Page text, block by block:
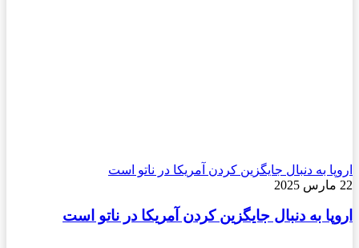
اروپا به دنبال جایگزین کردن آمریکا در ناتو است
22 مارس 2025
اروپا به دنبال جایگزین کردن آمریکا در ناتو است